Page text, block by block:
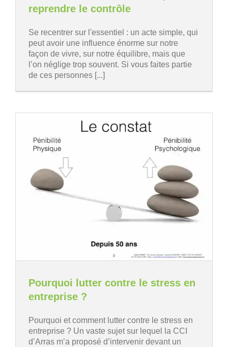
reprendre le contrôle
Se recentrer sur l'essentiel : un acte simple, qui
peut avoir une influence énorme sur notre
façon de vivre, sur notre équilibre, mais que
l’on néglige trop souvent. Si vous faites partie
de ces personnes [...]
Pourquoi lutter contre le stress en
entreprise ?
Pourquoi et comment lutter contre le stress en
entreprise ? Un vaste sujet sur lequel la CCI
d’Arras m’a proposé d’intervenir devant un